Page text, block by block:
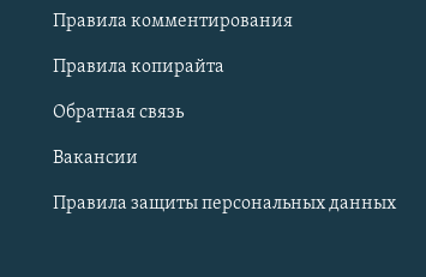
Правила комментирования
Правила копирайта
Обратная связь
Вакансии
Правила защиты персональных данных